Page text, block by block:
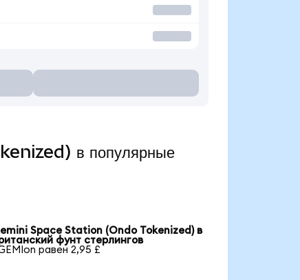
в популярные
Space Station (Ondo Tokenized) в
фунт стерлингов
равен 2,95 £